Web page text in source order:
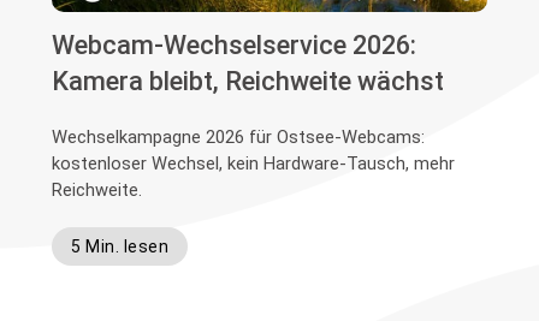
Webcam-Wechselservice 2026:
Kamera bleibt, Reichweite wächst
Wechselkampagne 2026 für Ostsee-Webcams:
kostenloser Wechsel, kein Hardware-Tausch, mehr
Reichweite.
5 Min. lesen